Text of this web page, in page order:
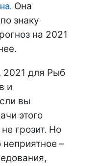
Она
знаку
на 2021
2021 для Рыб
и
вы
этого
грозит. Но
неприятное –